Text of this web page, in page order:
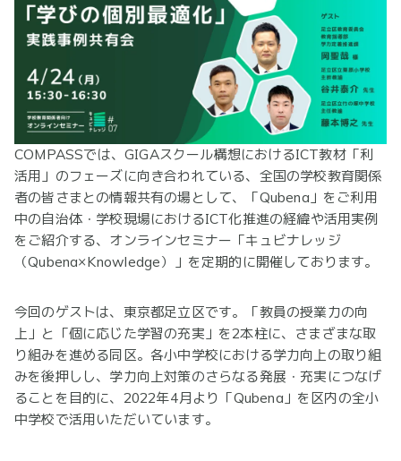
COMPASSでは、GIGAスクール構想におけるICT教材「利
活用」のフェーズに向き合われている、全国の学校教育関係
者の皆さまとの情報共有の場として、「Qubena」をご利用
中の自治体・学校現場におけるICT化推進の経緯や活用実例
をご紹介する、オンラインセミナー「キュビナレッジ
（Qubena×Knowledge）」を定期的に開催しております。
今回のゲストは、東京都足立区です。「教員の授業力の向
上」と「個に応じた学習の充実」を2本柱に、さまざまな取
り組みを進める同区。各小中学校における学力向上の取り組
みを後押しし、学力向上対策のさらなる発展・充実につなげ
ることを目的に、2022年4月より「Qubena」を区内の全小
中学校で活用いただいています。